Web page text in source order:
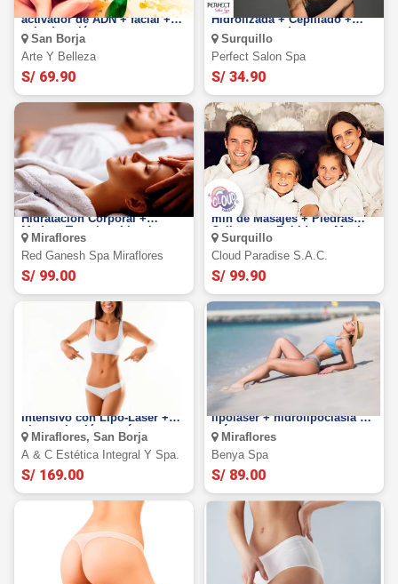
Plasma Rico en Plaquetas +
activador de ADN + facial +
velo de colágeno
San Borja
Arte Y Belleza
S/ 69.90
Tratamiento de keratina
Hidrolizada + Cepillado +
serum reparador
Surquillo
Perfect Salon Spa
S/ 34.90
Spa Romántico para 2
Hidratación Corporal +
Madero Terapia + Limpieza
Facial y Más
Miraflores
Red Ganesh Spa Miraflores
S/ 99.00
Spa Mamá, Papá e Hija / 45
min de Masajes + Piedras
Calientes + Bebidas y Mucho
Más con Cloud Spa.
Surquillo
Cloud Paradise S.a.c.
S/ 99.90
Tratamiento Reductor
Intensivo con Lipo-Láser +
ultracavitación y más
Miraflores, San Borja
A & C Estética Integral Y Spa.
S/ 169.00
Tratamiento reductor con
lipoláser + hidrolipoclasia y
más.
Miraflores
Benya Spa
S/ 89.00